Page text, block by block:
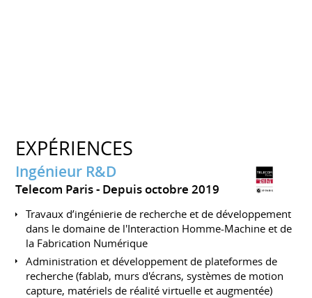
EXPÉRIENCES
Ingénieur R&D
Telecom Paris Depuis octobre 2019
Travaux d’ingénierie de recherche et de développement
dans le domaine de l'Interaction Homme-Machine et de
la Fabrication Numérique
Administration et développement de plateformes de
recherche (fablab, murs d'écrans, systèmes de motion
capture, matériels de réalité virtuelle et augmentée)